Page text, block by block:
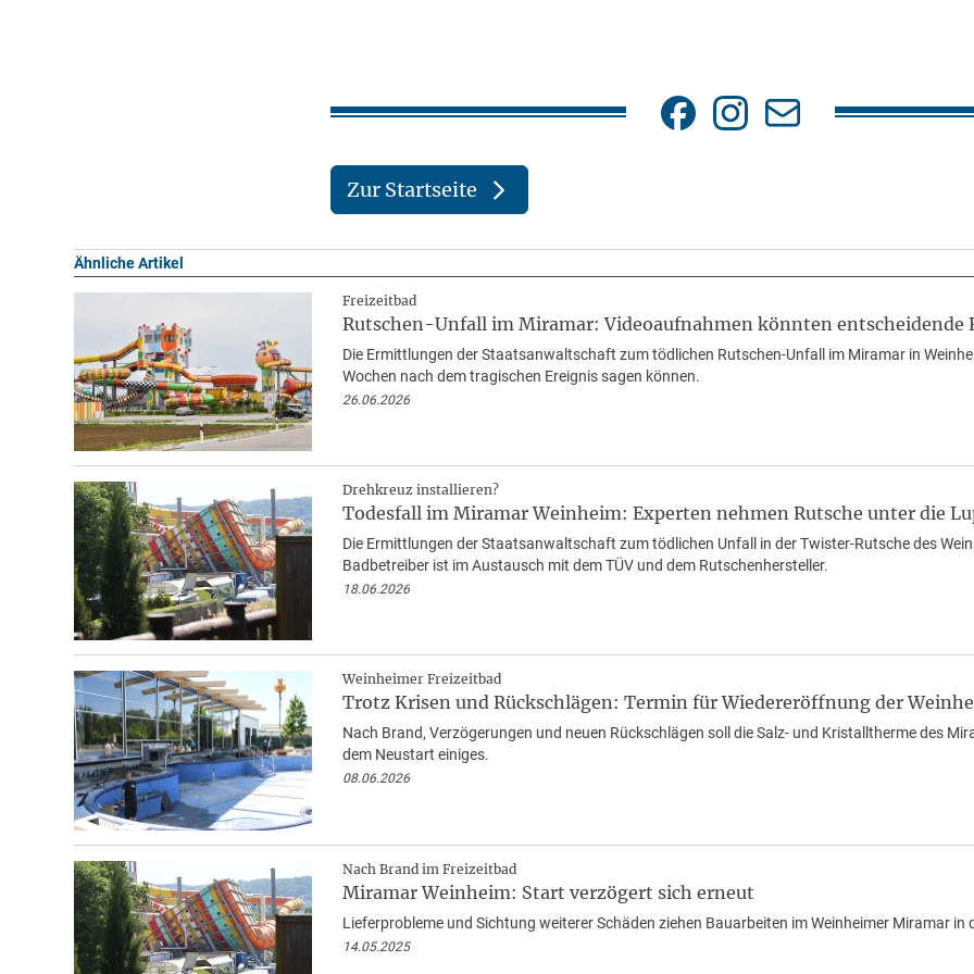
Zur Startseite
Ähnliche Artikel
Freizeitbad
Rutschen-Unfall im Miramar: Videoaufnahmen könnten entscheidende
Die Ermittlungen der Staatsanwaltschaft zum tödlichen Rutschen-Unfall im Miramar in
Wochen nach dem tragischen Ereignis sagen können.
26.06.2026
Drehkreuz installieren?
Todesfall im Miramar Weinheim: Experten nehmen Rutsche unter die
Die Ermittlungen der Staatsanwaltschaft zum tödlichen Unfall in der Twister-Rutsche des
Badbetreiber ist im Austausch mit dem TÜV und dem Rutschenhersteller.
18.06.2026
Weinheimer Freizeitbad
Trotz Krisen und Rückschlägen: Termin für Wiedereröffnung der
Nach Brand, Verzögerungen und neuen Rückschlägen soll die Salz- und Kristalltherme des
dem Neustart einiges.
08.06.2026
Nach Brand im Freizeitbad
Miramar Weinheim: Start verzögert sich erneut
Lieferprobleme und Sichtung weiterer Schäden ziehen Bauarbeiten im Weinheimer Miramar
14.05.2025